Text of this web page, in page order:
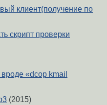
клиент(получение по
скрипт проверки
вроде «dcop kmail
(2015)